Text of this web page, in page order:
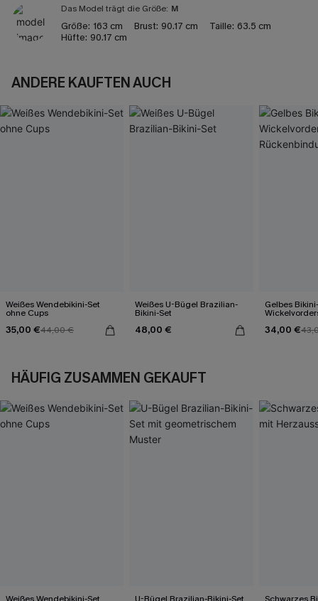
Das Model trägt die Größe: M
Größe: 163 cm Brust: 90.17 cm Taille: 63.5 cm
Hüfte: 90.17 cm
ANDERE KAUFTEN AUCH
Weißes Wendebikini-Set
ohne Cups
35,00 €44,00 €
Weißes U-Bügel Brazilian-
Bikini-Set
48,00 €
Gelbes
34,00 €
HÄUFIG ZUSAMMEN GEKAUFT